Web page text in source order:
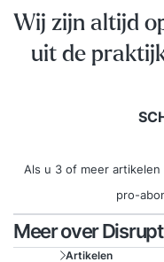
Wij zijn altijd
uit de
Als u 3 of meer
pro-
Meer over
Artikelen